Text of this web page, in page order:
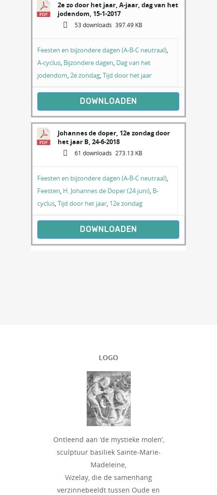
2e zo door het jaar, A-jaar, dag van het
jodendom, 15-1-2017
53 downloads 397.49 KB
Feesten en bijzondere dagen (A-B-C neutraal),
A-cyclus, Bijzondere dagen, Dag van het
jodendom,2e zondag,Tijd door het jaar
DOWNLOADEN
Johannes de doper, 12e zondag door
het jaar B, 24-6-2018
61 downloads 273.13 KB
Feesten en bijzondere dagen (A-B-C neutraal),
Feesten, H. Johannes de Doper (24 juni), B-
cyclus,Tijd door het jaar, 12e zondag
DOWNLOADEN
LOGO
Ontleend aan ‘de mystieke molen’,
sculptuur basiliek Sainte-Marie-
Madeleine,
Vézelay, die de samenhang
verzinnebeeldt tussen Oude en